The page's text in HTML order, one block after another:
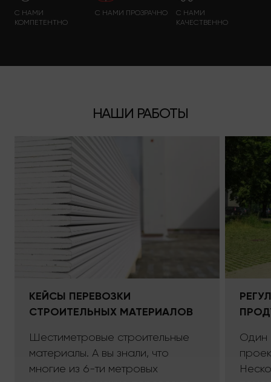
С НАМИ
КОМПЕТЕНТНО
С НАМИ ПРОЗРАЧНО
С НАМИ
КАЧЕСТВЕННО
НАШИ РАБОТЫ
КЕЙСЫ ПЕРЕВОЗКИ
СТРОИТЕЛЬНЫХ МАТЕРИАЛОВ
Шестиметровые строительные
материалы. А вы знали, что
многие из 6-ти метровых
Один